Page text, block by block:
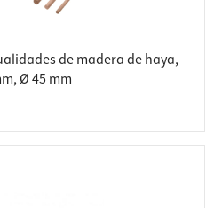
de madera de haya,
Ø 45 mm